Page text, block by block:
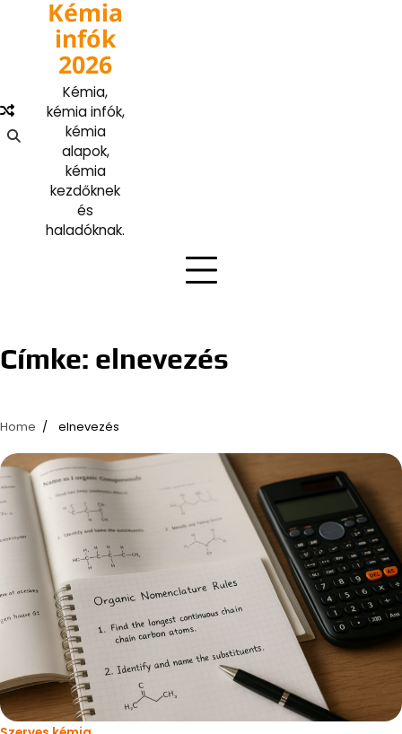
Kémia
infók
2026
Kémia,
kémia infók,
kémia
alapok,
kémia
kezdőknek
és
haladóknak.
Címke: elnevezés
Home elnevezés